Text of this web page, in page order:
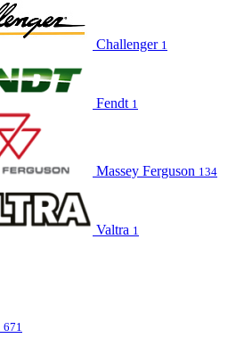
Challenger 1
Fendt 1
Massey Ferguson 134
Valtra 1
671